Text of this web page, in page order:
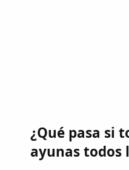
¿Qué pasa si
ayunas todos